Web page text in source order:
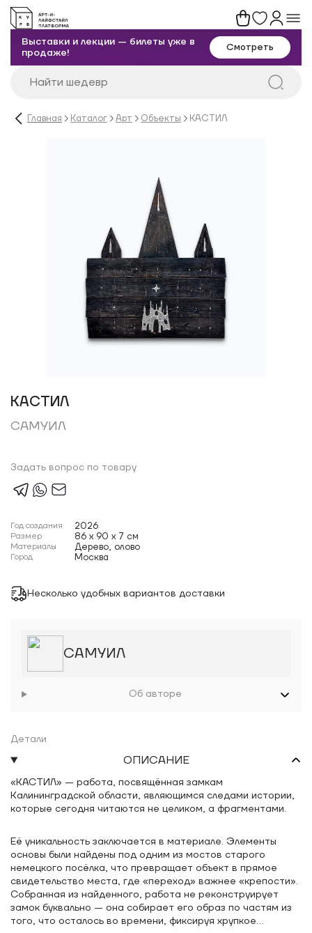
Выставки и лекции — билеты уже в
продаже!
Смотреть
Главная Каталог Арт Объекты КАСТИЛ
КАСТИЛ
САМУИЛ
Задать вопрос по товару
Год создания 2026
Размер 86 x 90 x 7 см
Материалы Дерево, олово
Город Москва
Несколько удобных вариантов доставки
САМУИЛ
Об авторе
Детали
ОПИСАНИЕ
«КАСТИЛ» — работа, посвящённая замкам
Калининградской области, являющимся следами истории,
которые сегодня читаются не целиком, а фрагментами.
Её уникальность заключается в материале. Элементы
основы были найдены под одним из мостов старого
немецкого посёлка, что превращает объект в прямое
свидетельство места, где «переход» важнее «крепости».
Собранная из найденного, работа не реконструирует
замок буквально — она собирает его образ по частям из
того, что осталось во времени, фиксируя хрупкое